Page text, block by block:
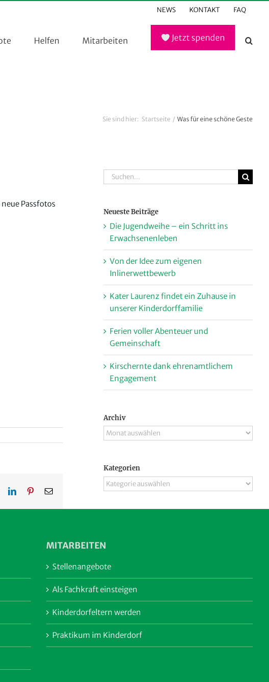
NEWS KONTAKT FAQ
Helfen Mitarbeiten Jetzt spenden
Sie sind hier: Startseite Was für eine schöne Geste
Passfotos
LinkedInPinterest
E-
Suche
nach:
Neueste Beiträge
Die Jugendweihe – ein Schritt ins
Erwachsenenleben
Von der Idee zum eigenen
Inlinerwettbewerb
Kater Laurenz findet ein Zuhause in
unserer Kinderdorffamilie
Ferien voller Abenteuer und
Gemeinschaft
Kirschernte dank ehrenamtlichem
Engagement
Archiv
Archiv
Kategorien
Kategorien
MITARBEITEN
Stellenangebote
Als Fachkraft einsteigen
Kinderdorfeltern werden
Praktikum im Kinderdorf